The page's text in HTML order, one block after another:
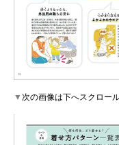
▼次の画像は下へスクロー